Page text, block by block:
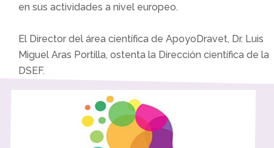
en sus actividades a nivel europeo.
El Director del área científica de ApoyoDravet, Dr. Luis
Miguel Aras Portilla, ostenta la Dirección científica de la
DSEF.